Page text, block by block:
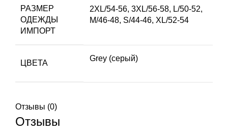
РАЗМЕР
ОДЕЖДЫ
ИМПОРТ
2XL/54-56, 3XL/56-58, L/50-52,
M/46-48, S/44-46, XL/52-54
ЦВЕТА
Grey (серый)
Отзывы (0)
Отзывы